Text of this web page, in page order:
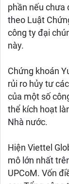
phần nếu chưa
theo Luật
công ty đại
này.
Chứng khoán
rủi ro hủy tư
của một số
thể kích hoạt
Nhà nước.
Hiện Viettel
mô lớn nhất
UPCoM. Vốn